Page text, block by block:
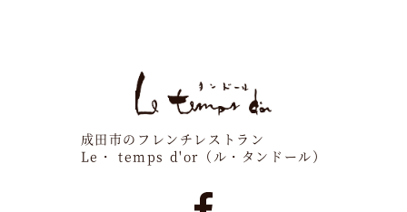
成田市のフレンチレストラン
Le・ temps d'or（ル・タンドール）